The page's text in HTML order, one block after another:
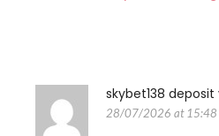
skybet138
28/07/2026 at 15:48